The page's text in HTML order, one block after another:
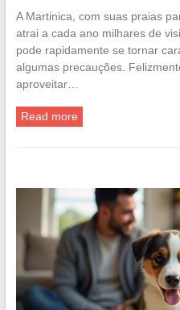
A Martinica, com suas praias
atrai a cada ano milhares de
pode rapidamente se tornar
algumas precauções.
aproveitar…
Read more